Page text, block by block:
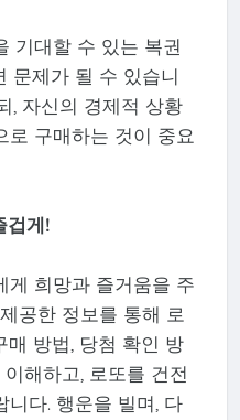
기대할 수 있는 복권
문제가 될 수 있습니
, 자신의 경제적 상황
로 구매하는 것이 중요
겁게!
게 희망과 즐거움을 주
공한 정보를 통해 로
매 방법, 당첨 확인 방
해하고, 로또를 건전
다. 행운을 빌며, 다